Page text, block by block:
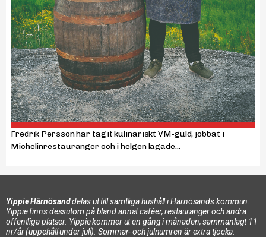
Fredrik Persson har tagit kulinariskt VM-guld, jobbat i
Michelinrestauranger och i helgen lagade...
Yippie Härnösanddelas ut till samtliga hushåll i Härnösands kommun.
Yippie finns dessutom på bland annat caféer, restauranger och andra
offentliga platser. Yippie kommer ut en gång i månaden, sammanlagt 11
nr/år (uppehåll under juli). Sommar- och julnumren är extra tjocka.